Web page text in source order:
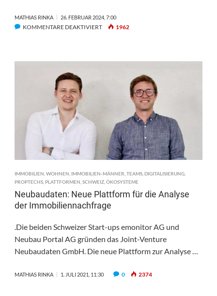
MATHIAS RINKA 26. FEBRUAR 2024, 7:00
KOMMENTARE DEAKTIVIERTFÜR
ERFOLGREICHE
1962
IMMOBILIEN,WOHNEN, IMMOBILIEN-MÄNNER,TEAMS,DIGITALISIERUNG,
PROPTECHS, PLATTFORMEN,SCHWEIZ,ÖKOSYSTEME
Neubaudaten: Neue Plattform für die Analyse
der Immobiliennachfrage
.Die beiden Schweizer Start-ups emonitor AG und
Neubau Portal AG gründen das Joint-Venture
Neubaudaten GmbH. Die neue Plattform zur Analyse …
MATHIAS RINKA 1. JULI 2021, 11:30 0 2374